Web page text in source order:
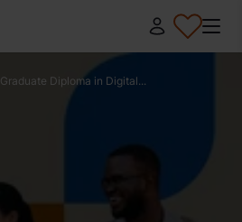
Graduate Diploma in Digital...